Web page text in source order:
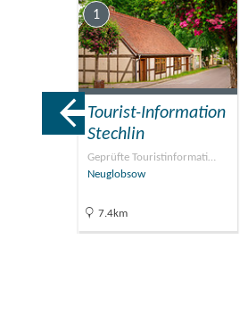
1
Tourist-Information
Stechlin
Geprüfte Touristinformati…
Neuglobsow
7.4km